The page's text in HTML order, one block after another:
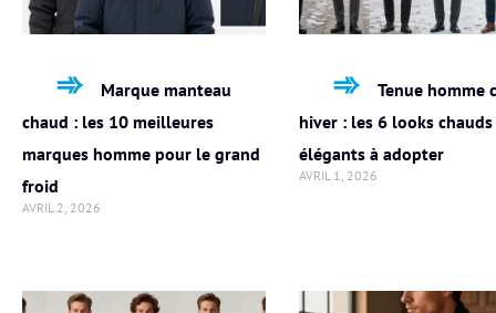
Marque manteau
chaud : les 10 meilleures
marques homme pour le grand
froid
AVRIL 2, 2026
Tenue homme
hiver : les 6 looks
élégants à adopter
AVRIL 1, 2026